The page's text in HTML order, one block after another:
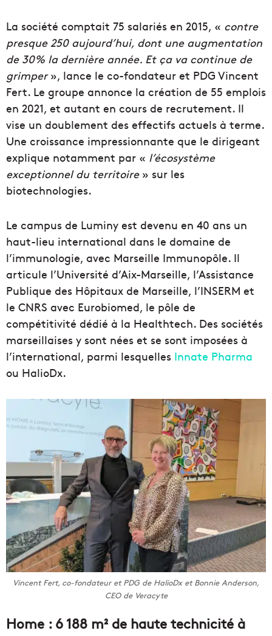
La société comptait 75 salariés en 2015, « contre
presque 250 aujourd’hui, dont une augmentation
de 30% la dernière année. Et ça va continue de
grimper», lance le co-fondateur et PDG Vincent
Fert. Le groupe annonce la création de 55 emplois
en 2021, et autant en cours de recrutement. Il
vise un doublement des effectifs actuels à terme.
Une croissance impressionnante que le dirigeant
explique notamment par « l’écosystème
exceptionnel du territoire» sur les
biotechnologies.
Le campus de Luminy est devenu en 40 ans un
haut-lieu international dans le domaine de
l’immunologie, avec Marseille Immunopôle. Il
articule l’Université d’Aix-Marseille, l’Assistance
Publique des Hôpitaux de Marseille, l’INSERM et
le CNRS avec Eurobiomed, le pôle de
compétitivité dédié à la Healthtech. Des sociétés
marseillaises y sont nées et se sont imposées à
l’international, parmi lesquelles Innate Pharma
ou HalioDx.
Vincent Fert, co-fondateur et PDG de HalioDx et Bonnie Anderson,
CEO de Veracyte
Home : 6 188 m² de haute technicité à